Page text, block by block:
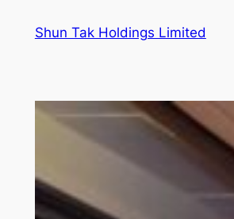
Shun Tak Holdings Limited